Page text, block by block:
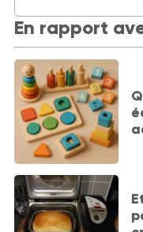
En rapport